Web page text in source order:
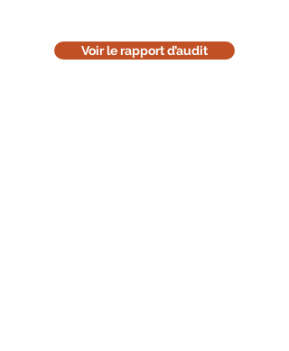
Voir le rapport d’audit